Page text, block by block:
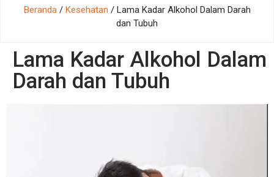
Beranda/ Kesehatan / Lama Kadar Alkohol Dalam Darah
dan Tubuh
Lama Kadar Alkohol Dalam
Darah dan Tubuh